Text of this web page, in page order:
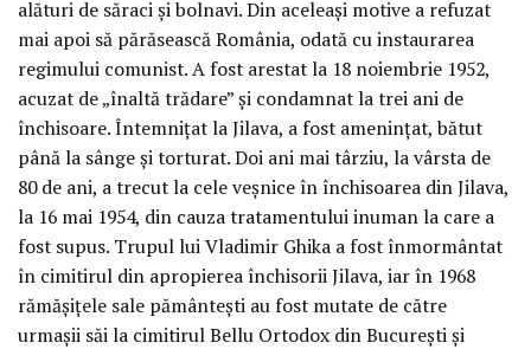
alături de săraci şi bolnavi. Din aceleaşi motive a refuzat
mai apoi să părăsească România, odată cu instaurarea
regimului comunist. A fost arestat la 18 noiembrie 1952,
acuzat de „înaltă trădare” şi condamnat la trei ani de
închisoare. Întemniţat la Jilava, a fost ameninţat, bătut
până la sânge şi torturat. Doi ani mai târziu, la vârsta de
80 de ani, a trecut la cele veşnice în închisoarea din Jilava,
la 16 mai 1954, din cauza tratamentului inuman la care a
fost supus. Trupul lui Vladimir Ghika a fost înmormântat
în cimitirul din apropierea închisorii Jilava, iar în 1968
rămăşiţele sale pământeşti au fost mutate de către
urmaşii săi la cimitirul Bellu Ortodox din Bucureşti şi